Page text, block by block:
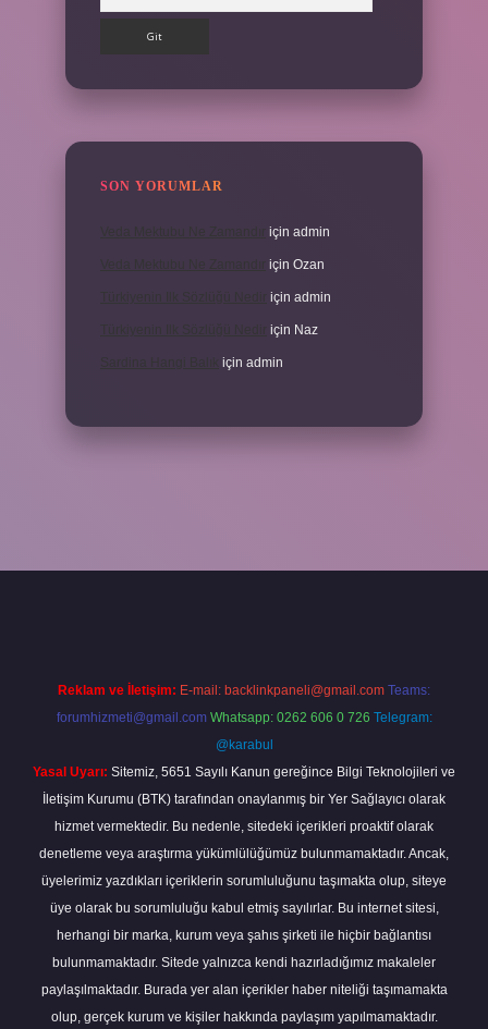
SON YORUMLAR
için admin
için Ozan
için admin
için Naz
için admin
Reklam ve İletişim: E-mail: backlinkpaneli@gmail.com Teams:
forumhizmeti@gmail.com Whatsapp: 0262 606 0 726 Telegram:
@karabul
Yasal Uyarı: Sitemiz, 5651 Sayılı Kanun gereğince Bilgi Teknolojileri ve
İletişim Kurumu (BTK) tarafından onaylanmış bir Yer Sağlayıcı olarak
hizmet vermektedir. Bu nedenle, sitedeki içerikleri proaktif olarak
denetleme veya araştırma yükümlülüğümüz bulunmamaktadır. Ancak,
üyelerimiz yazdıkları içeriklerin sorumluluğunu taşımakta olup, siteye
üye olarak bu sorumluluğu kabul etmiş sayılırlar. Bu internet sitesi,
herhangi bir marka, kurum veya şahıs şirketi ile hiçbir bağlantısı
bulunmamaktadır. Sitede yalnızca kendi hazırladığımız makaleler
paylaşılmaktadır. Burada yer alan içerikler haber niteliği taşımamakta
olup, gerçek kurum ve kişiler hakkında paylaşım yapılmamaktadır.